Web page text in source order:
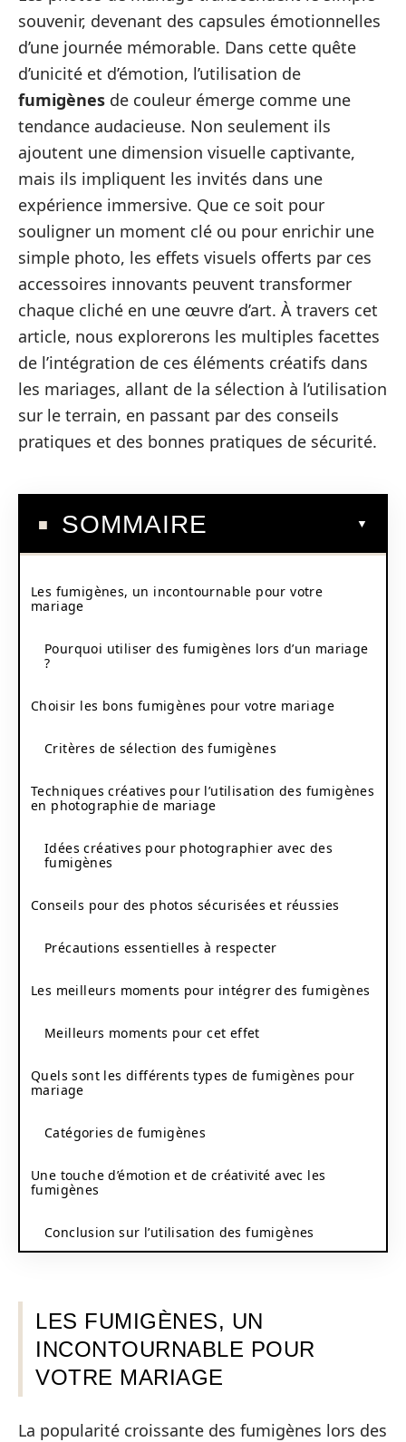
souvenir, devenant des capsules émotionnelles
d’une journée mémorable. Dans cette quête
d’unicité et d’émotion, l’utilisation de
fumigènes de couleur émerge comme une
tendance audacieuse. Non seulement ils
ajoutent une dimension visuelle captivante,
mais ils impliquent les invités dans une
expérience immersive. Que ce soit pour
souligner un moment clé ou pour enrichir une
simple photo, les effets visuels offerts par ces
accessoires innovants peuvent transformer
chaque cliché en une œuvre d’art. À travers cet
article, nous explorerons les multiples facettes
de l’intégration de ces éléments créatifs dans
les mariages, allant de la sélection à l’utilisation
sur le terrain, en passant par des conseils
pratiques et des bonnes pratiques de sécurité.
SOMMAIRE
Les fumigènes, un incontournable pour votre
mariage
Pourquoi utiliser des fumigènes lors d’un mariage
?
Choisir les bons fumigènes pour votre mariage
Critères de sélection des fumigènes
Techniques créatives pour l’utilisation des fumigènes
en photographie de mariage
Idées créatives pour photographier avec des
fumigènes
Conseils pour des photos sécurisées et réussies
Précautions essentielles à respecter
Les meilleurs moments pour intégrer des fumigènes
Meilleurs moments pour cet effet
Quels sont les différents types de fumigènes pour
mariage
Catégories de fumigènes
Une touche d’émotion et de créativité avec les
fumigènes
Conclusion sur l’utilisation des fumigènes
LES FUMIGÈNES, UN
INCONTOURNABLE POUR
VOTRE MARIAGE
La popularité croissante des fumigènes lors des